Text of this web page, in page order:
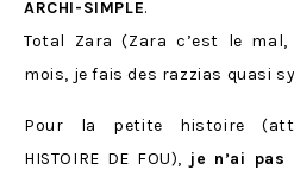
ARCHI-SIMPLE.
Total Zara (Zara c’est le
mois, je fais des razzias quasi
Pour la petite histoire
HISTOIRE DE FOU), je n’ai